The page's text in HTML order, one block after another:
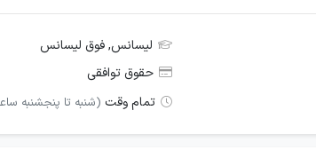
لیسانس, فوق لیسانس
حقوق توافقی
تمام وقت (شنبه تا پنجشنبه ساعت 7:00 تا